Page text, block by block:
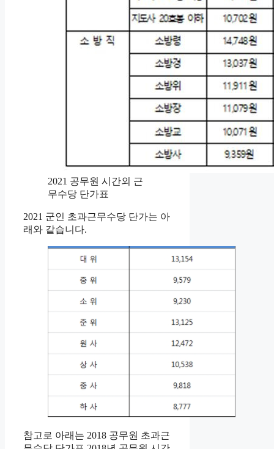
2021 공무원 시간외 근
무수당 단가표
2021 군인 초과근무수당 단가는 아
래와 같습니다.
참고로 아래는 2018 공무원 초과근